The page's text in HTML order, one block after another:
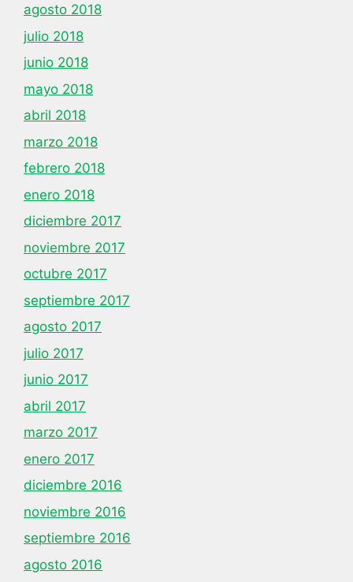
agosto 2018
julio 2018
junio 2018
mayo 2018
abril 2018
marzo 2018
febrero 2018
enero 2018
diciembre 2017
noviembre 2017
octubre 2017
septiembre 2017
agosto 2017
julio 2017
junio 2017
abril 2017
marzo 2017
enero 2017
diciembre 2016
noviembre 2016
septiembre 2016
agosto 2016